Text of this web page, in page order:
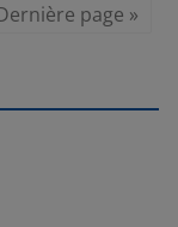
page »